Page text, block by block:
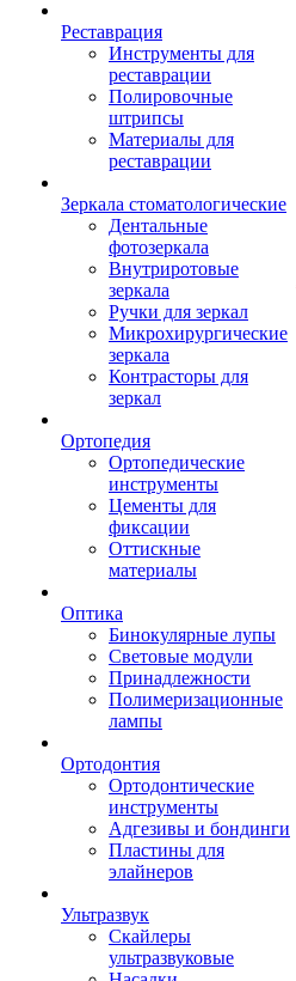
Реставрация
Инструменты для
реставрации
Полировочные
штрипсы
Материалы для
реставрации
Зеркала стоматологические
Дентальные
фотозеркала
Внутриротовые
зеркала
Ручки для зеркал
Микрохирургические
зеркала
Контрасторы для
зеркал
Ортопедия
Ортопедические
инструменты
Цементы для
фиксации
Оттискные
материалы
Оптика
Бинокулярные лупы
Световые модули
Принадлежности
Полимеризационные
лампы
Ортодонтия
Ортодонтические
инструменты
Адгезивы и бондинги
Пластины для
элайнеров
Ультразвук
Скайлеры
ультразвуковые